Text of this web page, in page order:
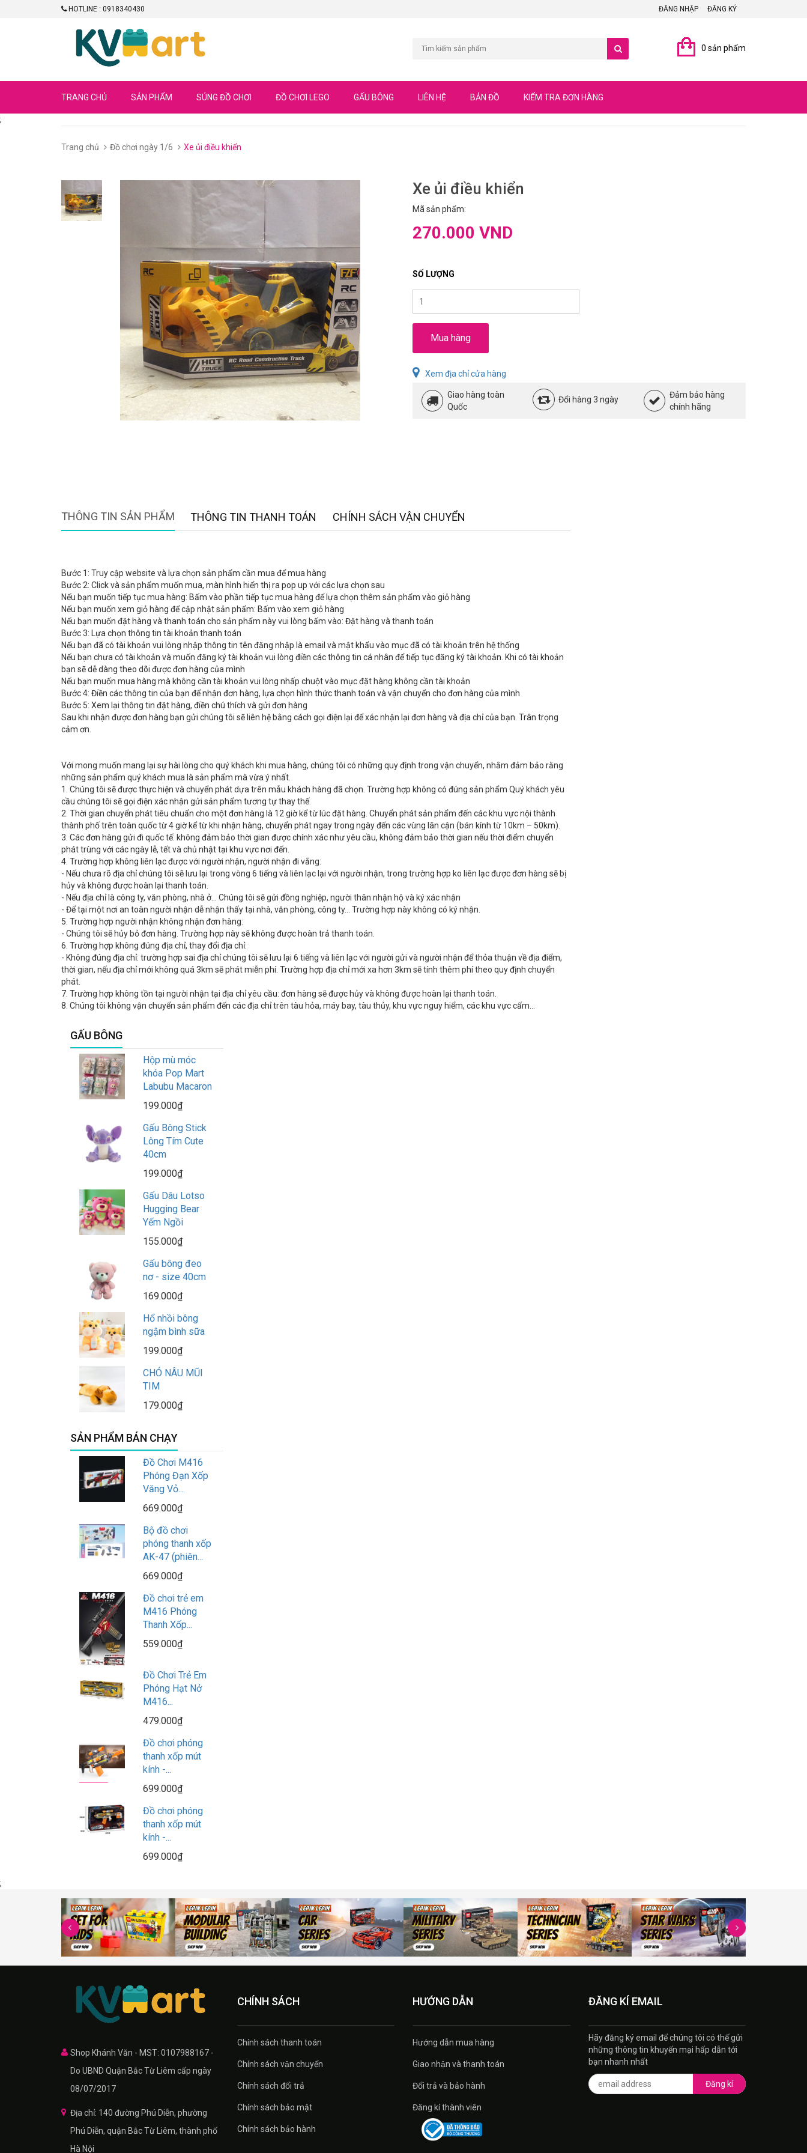
HOTLINE : 0918340430 ĐĂNG NHẬP ĐĂNG KÝ
0 sản phẩm
TRANG CHỦ SẢN PHẨM SÚNG ĐỒ CHƠI ĐỒ CHƠI LEGO GẤU BÔNG LIÊN HỆ BẢN ĐỒ KIỂM TRA ĐƠN HÀNG
;
Trang chủ Đồ chơi ngày 1/6 Xe ủi điều khiển
Xe ủi điều khiển
Mã sản phẩm:
270.000 VND
SỐ LƯỢNG
Mua hàng
Xem địa chỉ cửa hàng
Giao hàng toàn
Quốc
Đổi hàng 3 ngày
Đảm bảo hàng
chính hãng
THÔNG TIN SẢN PHẨM THÔNG TIN THANH TOÁN CHÍNH SÁCH VẬN CHUYỂN
Bước 1: Truy cập website và lựa chọn sản phẩm cần mua để mua hàng
Bước 2: Click và sản phẩm muốn mua, màn hình hiển thị ra pop up với các lựa chọn sau
Nếu bạn muốn tiếp tục mua hàng: Bấm vào phần tiếp tục mua hàng để lựa chọn thêm sản phẩm vào giỏ hàng
Nếu bạn muốn xem giỏ hàng để cập nhật sản phẩm: Bấm vào xem giỏ hàng
Nếu bạn muốn đặt hàng và thanh toán cho sản phẩm này vui lòng bấm vào: Đặt hàng và thanh toán
Bước 3: Lựa chọn thông tin tài khoản thanh toán
Nếu bạn đã có tài khoản vui lòng nhập thông tin tên đăng nhập là email và mật khẩu vào mục đã có tài khoản trên hệ thống
Nếu bạn chưa có tài khoản và muốn đăng ký tài khoản vui lòng điền các thông tin cá nhân để tiếp tục đăng ký tài khoản. Khi có tài khoản
bạn sẽ dễ dàng theo dõi được đơn hàng của mình
Nếu bạn muốn mua hàng mà không cần tài khoản vui lòng nhấp chuột vào mục đặt hàng không cần tài khoản
Bước 4: Điền các thông tin của bạn để nhận đơn hàng, lựa chọn hình thức thanh toán và vận chuyển cho đơn hàng của mình
Bước 5: Xem lại thông tin đặt hàng, điền chú thích và gửi đơn hàng
Sau khi nhận được đơn hàng bạn gửi chúng tôi sẽ liên hệ bằng cách gọi điện lại để xác nhận lại đơn hàng và địa chỉ của bạn. Trân trọng
cảm ơn.
Với mong muốn mang lại sự hài lòng cho quý khách khi mua hàng, chúng tôi có những quy định trong vận chuyển, nhằm đảm bảo rằng
những sản phẩm quý khách mua là sản phẩm mà vừa ý nhất.
1. Chúng tôi sẽ được thực hiện và chuyển phát dựa trên mẫu khách hàng đã chọn. Trường hợp không có đúng sản phẩm Quý khách yêu
cầu chúng tôi sẽ gọi điện xác nhận gửi sản phẩm tương tự thay thế.
2. Thời gian chuyển phát tiêu chuẩn cho một đơn hàng là 12 giờ kể từ lúc đặt hàng. Chuyển phát sản phẩm đến các khu vực nội thành
thành phố trên toàn quốc từ 4 giờ kể từ khi nhận hàng, chuyển phát ngay trong ngày đến các vùng lân cận (bán kính từ 10km – 50km).
3. Các đơn hàng gửi đi quốc tế: không đảm bảo thời gian được chính xác như yêu cầu, không đảm bảo thời gian nếu thời điểm chuyển
phát trùng với các ngày lễ, tết và chủ nhật tại khu vực nơi đến.
4. Trường hợp không liên lạc được với người nhận, người nhận đi vắng:
- Nếu chưa rõ địa chỉ chúng tôi sẽ lưu lại trong vòng 6 tiếng và liên lạc lại với người nhận, trong trường hợp ko liên lạc được đơn hàng sẽ bị
hủy và không được hoàn lại thanh toán.
- Nếu địa chỉ là công ty, văn phòng, nhà ở… Chúng tôi sẽ gửi đồng nghiệp, người thân nhận hộ và ký xác nhận
- Để tại một nơi an toàn người nhận dễ nhận thấy tại nhà, văn phòng, công ty… Trường hợp này không có ký nhận.
5. Trường hợp người nhận không nhận đơn hàng:
- Chúng tôi sẽ hủy bỏ đơn hàng. Trường hợp này sẽ không được hoàn trả thanh toán.
6. Trường hợp không đúng địa chỉ, thay đổi địa chỉ:
- Không đúng địa chỉ: trường hợp sai địa chỉ chúng tôi sẽ lưu lại 6 tiếng và liên lạc với người gửi và người nhận để thỏa thuận về địa điểm,
thời gian, nếu địa chỉ mới không quá 3km sẽ phát miễn phí. Trường hợp địa chỉ mới xa hơn 3km sẽ tính thêm phí theo quy định chuyển
phát.
7. Trường hợp không tồn tại người nhận tại địa chỉ yêu cầu: đơn hàng sẽ được hủy và không được hoàn lại thanh toán.
8. Chúng tôi không vận chuyển sản phẩm đến các địa chỉ trên tàu hỏa, máy bay, tàu thủy, khu vực nguy hiểm, các khu vực cấm…
GẤU BÔNG
Hộp mù móc
khóa Pop Mart
Labubu Macaron
199.000₫
Gấu Bông Stick
Lông Tím Cute
40cm
199.000₫
Gấu Dâu Lotso
Hugging Bear
Yếm Ngồi
155.000₫
Gấu bông đeo
nơ - size 40cm
169.000₫
Hổ nhồi bông
ngậm bình sữa
199.000₫
CHÓ NÂU MŨI
TIM
179.000₫
SẢN PHẨM BÁN CHẠY
Đồ Chơi M416
Phóng Đạn Xốp
Văng Vỏ...
669.000₫
Bộ đồ chơi
phóng thanh xốp
AK-47 (phiên...
669.000₫
Đồ chơi trẻ em
M416 Phóng
Thanh Xốp...
559.000₫
Đồ Chơi Trẻ Em
Phóng Hạt Nở
M416...
479.000₫
Đồ chơi phóng
thanh xốp mút
kính -...
699.000₫
Đồ chơi phóng
thanh xốp mút
kính -...
699.000₫
;
Shop Khánh Văn - MST: 0107988167 -
Do UBND Quận Bắc Từ Liêm cấp ngày
08/07/2017
Địa chỉ: 140 đường Phú Diễn, phường
Phú Diễn, quận Bắc Từ Liêm, thành phố
Hà Nội
CHÍNH SÁCH
Chính sách thanh toán
Chính sách vận chuyển
Chính sách đổi trả
Chính sách bảo mật
Chính sách bảo hành
HƯỚNG DẪN
Hướng dẫn mua hàng
Giao nhận và thanh toán
Đổi trả và bảo hành
Đăng kí thành viên
ĐĂNG KÍ EMAIL
Hãy đăng ký email để chúng tôi có thế gửi
những thông tin khuyến mại hấp dẫn tới
bạn nhanh nhất
Đăng kí